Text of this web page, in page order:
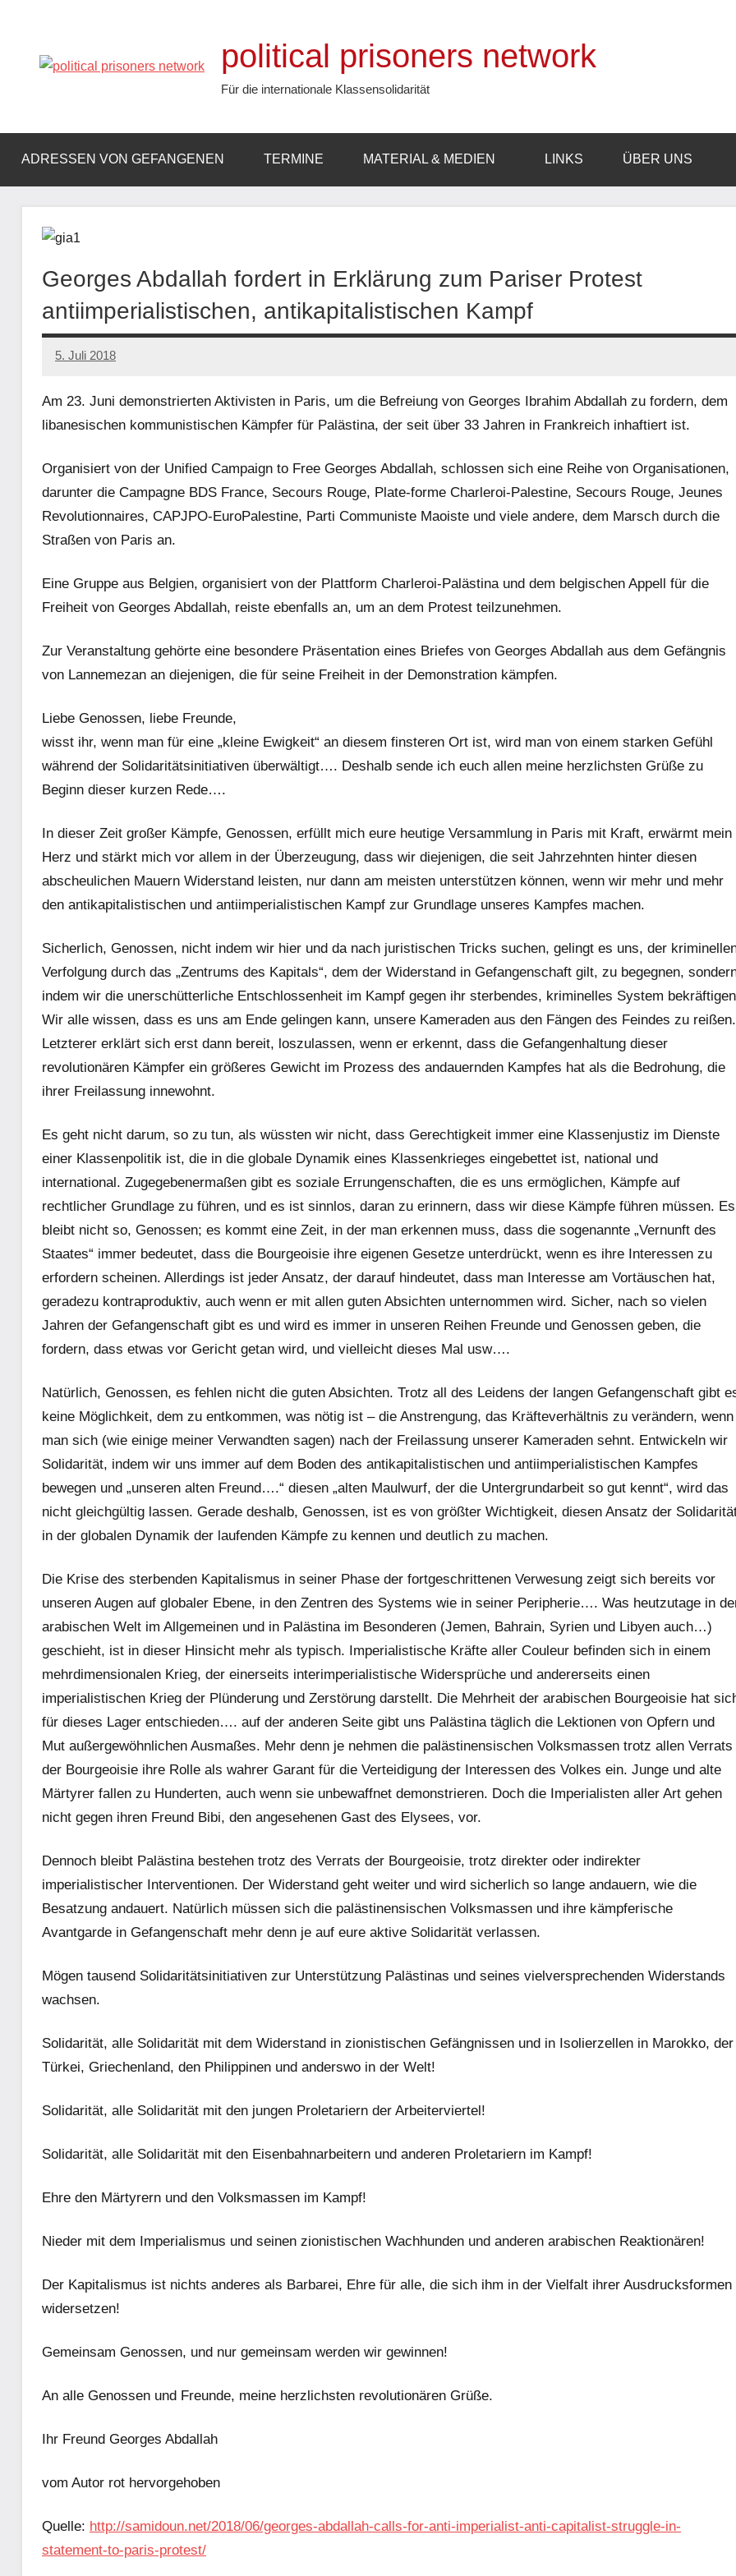
springen
political prisoners network
Für die internationale Klassensolidarität
ADRESSEN VON GEFANGENEN TERMINE MATERIAL & MEDIEN LINKS ÜBER UNS
Georges Abdallah fordert in Erklärung zum Pariser Protest
antiimperialistischen, antikapitalistischen Kampf
5. Juli 2018
admin
Am 23. Juni demonstrierten Aktivisten in Paris, um die Befreiung von Georges Ibrahim Abdallah zu fordern, dem
libanesischen kommunistischen Kämpfer für Palästina, der seit über 33 Jahren in Frankreich inhaftiert ist.
Organisiert von der Unified Campaign to Free Georges Abdallah, schlossen sich eine Reihe von Organisationen,
darunter die Campagne BDS France, Secours Rouge, Plate-forme Charleroi-Palestine, Secours Rouge, Jeunes
Revolutionnaires, CAPJPO-EuroPalestine, Parti Communiste Maoiste und viele andere, dem Marsch durch die
Straßen von Paris an.
Eine Gruppe aus Belgien, organisiert von der Plattform Charleroi-Palästina und dem belgischen Appell für die
Freiheit von Georges Abdallah, reiste ebenfalls an, um an dem Protest teilzunehmen.
Zur Veranstaltung gehörte eine besondere Präsentation eines Briefes von Georges Abdallah aus dem Gefängnis
von Lannemezan an diejenigen, die für seine Freiheit in der Demonstration kämpfen.
Liebe Genossen, liebe Freunde,
wisst ihr, wenn man für eine „kleine Ewigkeit“ an diesem finsteren Ort ist, wird man von einem starken Gefühl
während der Solidaritätsinitiativen überwältigt…. Deshalb sende ich euch allen meine herzlichsten Grüße zu
Beginn dieser kurzen Rede….
In dieser Zeit großer Kämpfe, Genossen, erfüllt mich eure heutige Versammlung in Paris mit Kraft, erwärmt mein
Herz und stärkt mich vor allem in der Überzeugung, dass wir diejenigen, die seit Jahrzehnten hinter diesen
abscheulichen Mauern Widerstand leisten, nur dann am meisten unterstützen können, wenn wir mehr und mehr
den antikapitalistischen und antiimperialistischen Kampf zur Grundlage unseres Kampfes machen.
Sicherlich, Genossen, nicht indem wir hier und da nach juristischen Tricks suchen, gelingt es uns, der
Verfolgung durch das „Zentrums des Kapitals“, dem der Widerstand in Gefangenschaft gilt, zu begegnen,
indem wir die unerschütterliche Entschlossenheit im Kampf gegen ihr sterbendes, kriminelles System
Wir alle wissen, dass es uns am Ende gelingen kann, unsere Kameraden aus den Fängen des Feindes zu reißen.
Letzterer erklärt sich erst dann bereit, loszulassen, wenn er erkennt, dass die Gefangenhaltung dieser
revolutionären Kämpfer ein größeres Gewicht im Prozess des andauernden Kampfes hat als die Bedrohung, die
ihrer Freilassung innewohnt.
Es geht nicht darum, so zu tun, als wüssten wir nicht, dass Gerechtigkeit immer eine Klassenjustiz im Dienste
einer Klassenpolitik ist, die in die globale Dynamik eines Klassenkrieges eingebettet ist, national und
international. Zugegebenermaßen gibt es soziale Errungenschaften, die es uns ermöglichen, Kämpfe auf
rechtlicher Grundlage zu führen, und es ist sinnlos, daran zu erinnern, dass wir diese Kämpfe führen müssen. Es
bleibt nicht so, Genossen; es kommt eine Zeit, in der man erkennen muss, dass die sogenannte „Vernunft des
Staates“ immer bedeutet, dass die Bourgeoisie ihre eigenen Gesetze unterdrückt, wenn es ihre Interessen zu
erfordern scheinen. Allerdings ist jeder Ansatz, der darauf hindeutet, dass man Interesse am Vortäuschen hat,
geradezu kontraproduktiv, auch wenn er mit allen guten Absichten unternommen wird. Sicher, nach so vielen
Jahren der Gefangenschaft gibt es und wird es immer in unseren Reihen Freunde und Genossen geben, die
fordern, dass etwas vor Gericht getan wird, und vielleicht dieses Mal usw….
Natürlich, Genossen, es fehlen nicht die guten Absichten. Trotz all des Leidens der langen Gefangenschaft gibt
keine Möglichkeit, dem zu entkommen, was nötig ist – die Anstrengung, das Kräfteverhältnis zu verändern, wenn
man sich (wie einige meiner Verwandten sagen) nach der Freilassung unserer Kameraden sehnt. Entwickeln wir
Solidarität, indem wir uns immer auf dem Boden des antikapitalistischen und antiimperialistischen Kampfes
bewegen und „unseren alten Freund….“ diesen „alten Maulwurf, der die Untergrundarbeit so gut kennt“, wird das
nicht gleichgültig lassen. Gerade deshalb, Genossen, ist es von größter Wichtigkeit, diesen Ansatz der
in der globalen Dynamik der laufenden Kämpfe zu kennen und deutlich zu machen.
Die Krise des sterbenden Kapitalismus in seiner Phase der fortgeschrittenen Verwesung zeigt sich bereits vor
unseren Augen auf globaler Ebene, in den Zentren des Systems wie in seiner Peripherie…. Was heutzutage in
arabischen Welt im Allgemeinen und in Palästina im Besonderen (Jemen, Bahrain, Syrien und Libyen auch…)
geschieht, ist in dieser Hinsicht mehr als typisch. Imperialistische Kräfte aller Couleur befinden sich in einem
mehrdimensionalen Krieg, der einerseits interimperialistische Widersprüche und andererseits einen
imperialistischen Krieg der Plünderung und Zerstörung darstellt. Die Mehrheit der arabischen Bourgeoisie hat
für dieses Lager entschieden…. auf der anderen Seite gibt uns Palästina täglich die Lektionen von Opfern und
Mut außergewöhnlichen Ausmaßes. Mehr denn je nehmen die palästinensischen Volksmassen trotz allen Verrats
der Bourgeoisie ihre Rolle als wahrer Garant für die Verteidigung der Interessen des Volkes ein. Junge und alte
Märtyrer fallen zu Hunderten, auch wenn sie unbewaffnet demonstrieren. Doch die Imperialisten aller Art gehen
nicht gegen ihren Freund Bibi, den angesehenen Gast des Elysees, vor.
Dennoch bleibt Palästina bestehen trotz des Verrats der Bourgeoisie, trotz direkter oder indirekter
imperialistischer Interventionen. Der Widerstand geht weiter und wird sicherlich so lange andauern, wie die
Besatzung andauert. Natürlich müssen sich die palästinensischen Volksmassen und ihre kämpferische
Avantgarde in Gefangenschaft mehr denn je auf eure aktive Solidarität verlassen.
Mögen tausend Solidaritätsinitiativen zur Unterstützung Palästinas und seines vielversprechenden Widerstands
wachsen.
Solidarität, alle Solidarität mit dem Widerstand in zionistischen Gefängnissen und in Isolierzellen in Marokko, der
Türkei, Griechenland, den Philippinen und anderswo in der Welt!
Solidarität, alle Solidarität mit den jungen Proletariern der Arbeiterviertel!
Solidarität, alle Solidarität mit den Eisenbahnarbeitern und anderen Proletariern im Kampf!
Ehre den Märtyrern und den Volksmassen im Kampf!
Nieder mit dem Imperialismus und seinen zionistischen Wachhunden und anderen arabischen Reaktionären!
Der Kapitalismus ist nichts anderes als Barbarei, Ehre für alle, die sich ihm in der Vielfalt ihrer Ausdrucksformen
widersetzen!
Gemeinsam Genossen, und nur gemeinsam werden wir gewinnen!
An alle Genossen und Freunde, meine herzlichsten revolutionären Grüße.
Ihr Freund Georges Abdallah
vom Autor rot hervorgehoben
Quelle: http://samidoun.net/2018/06/georges-abdallah-calls-for-anti-imperialist-anti-capitalist-struggle-in-
statement-to-paris-protest/